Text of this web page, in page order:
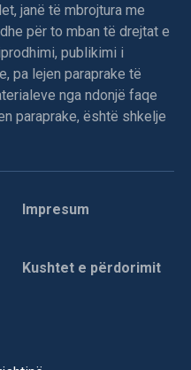
janë të mbrojtura me
për to mban të drejtat e
publikimi i
pa lejen paraprake të
nga ndonjë faqe
paraprake, është shkelje
Impresum
Kushtet e përdorimit